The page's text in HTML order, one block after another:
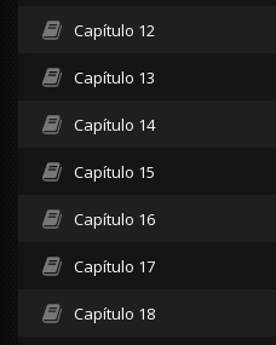
Capítulo 12
Capítulo 13
Capítulo 14
Capítulo 15
Capítulo 16
Capítulo 17
Capítulo 18